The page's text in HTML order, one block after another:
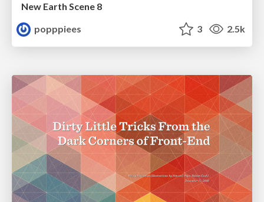
New Earth Scene 8
popppiees
3 2.5k